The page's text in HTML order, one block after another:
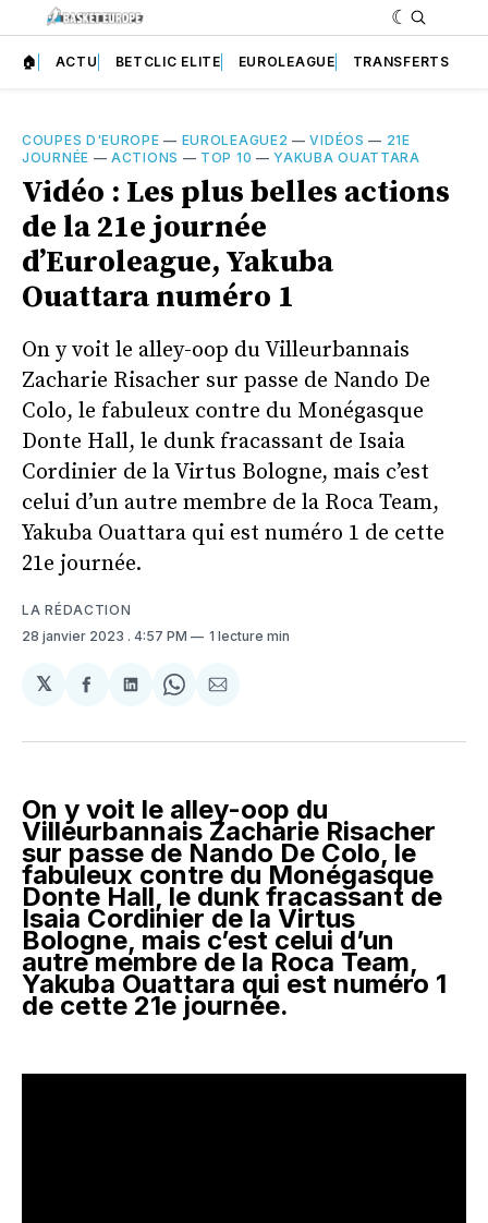
🏠 ACTU BETCLIC ELITE EUROLEAGUE TRANSFERTS
COUPES D'EUROPE — EUROLEAGUE2 —VIDÉOS — 21E
JOURNÉE —ACTIONS — TOP 10 —YAKUBA OUATTARA
Vidéo : Les plus belles actions
de la 21e journée
d’Euroleague, Yakuba
Ouattara numéro 1
On y voit le alley-oop du Villeurbannais
Zacharie Risacher sur passe de Nando De
Colo, le fabuleux contre du Monégasque
Donte Hall, le dunk fracassant de Isaia
Cordinier de la Virtus Bologne, mais c’est
celui d’un autre membre de la Roca Team,
Yakuba Ouattara qui est numéro 1 de cette
21e journée.
LA RÉDACTION
28 janvier 2023 . 4:57 PM 1 lecture min
𝕏
Partager
Facebook
Partager
LinkedIn
Share
WhatsApp
Partager
Courriel
On y voit le alley-oop du
Villeurbannais Zacharie Risacher
sur passe de Nando De Colo, le
fabuleux contre du Monégasque
Donte Hall, le dunk fracassant de
Isaia Cordinier de la Virtus
Bologne, mais c’est celui d’un
autre membre de la Roca Team,
Yakuba Ouattara qui est numéro 1
de cette 21e journée.